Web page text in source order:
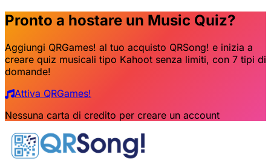
Pronto a hostare un Music Quiz?
Aggiungi QRGames! al tuo acquisto QRSong! e inizia a
creare quiz musicali tipo Kahoot senza limiti, con 7 tipi di
domande!
Attiva QRGames!
Nessuna carta di credito per creare un account